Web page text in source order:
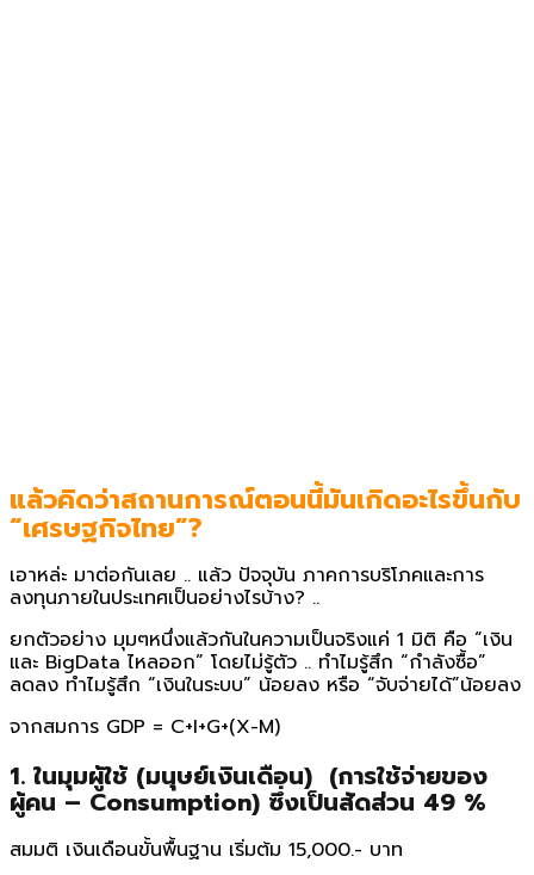
แล้วคิดว่าสถานการณ์ตอนนี้มันเกิดอะไรขึ้นกับ
“เศรษฐกิจไทย”?
เอาหล่ะ มาต่อกันเลย .. แล้ว ปัจจุบัน ภาคการบริโภคและการ
ลงทุนภายในประเทศเป็นอย่างไรบ้าง? ..
ยกตัวอย่าง มุมๆหนึ่งแล้วกันในความเป็นจริงแค่ 1 มิติ คือ “เงิน
และ BigData ไหลออก” โดยไม่รู้ตัว .. ทำไมรู้สึก “กำลังซื้อ”
ลดลง ทำไมรู้สึก “เงินในระบบ” น้อยลง หรือ “จับจ่ายได้”น้อยลง
จากสมการ GDP = C+I+G+(X-M)
1. ในมุมผู้ใช้ (มนุษย์เงินเดือน) (การใช้จ่ายของ
ผู้คน – Consumption) ซึ่งเป็นสัดส่วน 49 %
สมมติ เงินเดือนขั้นพื้นฐาน เริ่มต้ม 15,000.- บาท